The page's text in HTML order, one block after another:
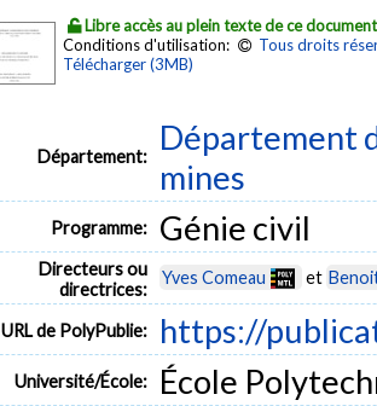
Libre accès au plein texte de ce document
Conditions d'utilisation:
Tous droits
Télécharger (3MB)
Département:
Département
mines
Programme: Génie civil
Directeurs ou
directrices:
Yves Comeau et
URL de PolyPublie: https://
Université/École: École